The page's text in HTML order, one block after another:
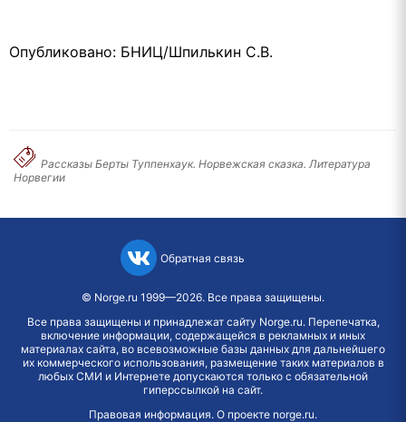
Опубликовано: БНИЦ/Шпилькин С.В.
Рассказы Берты Туппенхаук. Норвежская сказка. Литература
Норвегии
Обратная связь
© Norge.ru 1999—2026. Все права защищены.
Все права защищены и принадлежат сайту Norge.ru. Перепечатка,
включение информации, содержащейся в рекламных и иных
материалах сайта, во всевозможные базы данных для дальнейшего
их коммерческого использования, размещение таких материалов в
любых СМИ и Интернете допускаются только с обязательной
гиперссылкой на сайт.
Правовая информация. О проекте norge.ru.